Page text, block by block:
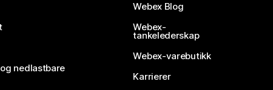
nedlastbare
Webex Blog
Webex-
tankelederskap
Webex-varebutikk
Karrierer